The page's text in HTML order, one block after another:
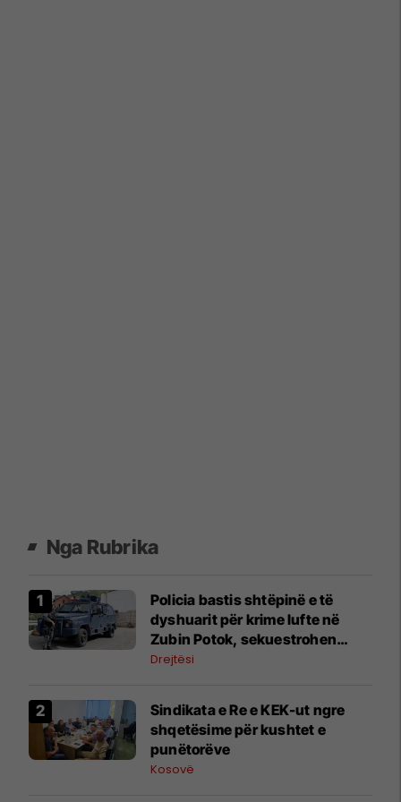
Nga Rubrika
Policia bastis shtëpinë e të
dyshuarit për krime lufte në
Zubin Potok, sekuestrohen
prova
Drejtësi
Sindikata e Re e KEK-ut ngre
shqetësime për kushtet e
punëtorëve
Kosovë